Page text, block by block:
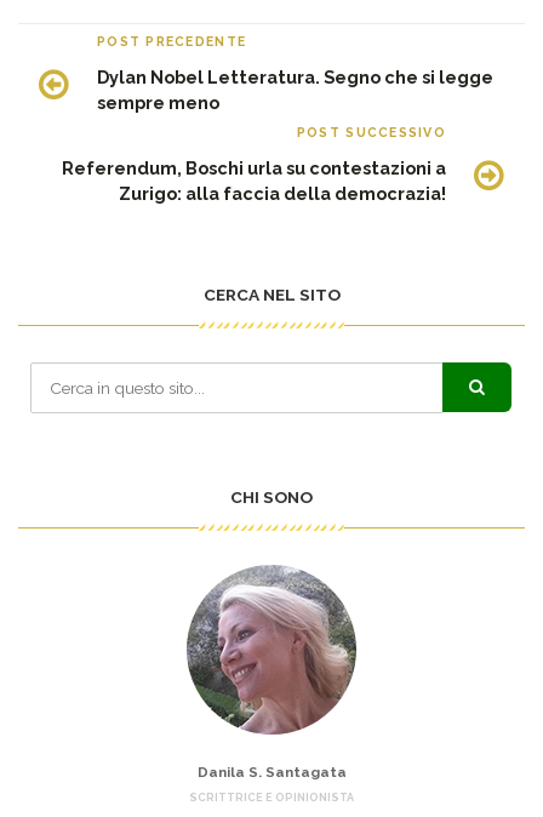
POST PRECEDENTE
Dylan Nobel Letteratura. Segno che si legge
sempre meno
POST SUCCESSIVO
Referendum, Boschi urla su contestazioni a
Zurigo: alla faccia della democrazia!
CERCA NEL SITO
CHI SONO
Danila S. Santagata
SCRITTRICE E OPINIONISTA